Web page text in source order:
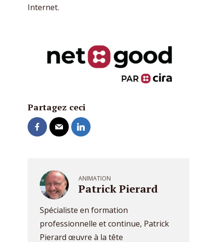
Internet.
Partagez ceci
ANIMATION
Patrick Pierard
Spécialiste en formation
professionnelle et continue, Patrick
Pierard œuvre à la tête